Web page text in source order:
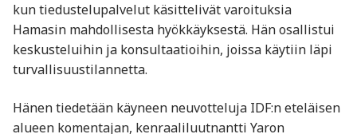
kun tiedustelupalvelut käsittelivät varoituksia
Hamasin mahdollisesta hyökkäyksestä. Hän osallistui
keskusteluihin ja konsultaatioihin, joissa käytiin läpi
turvallisuustilannetta.
Hänen tiedetään käyneen neuvotteluja IDF:n eteläisen
alueen komentajan, kenraaliluutnantti Yaron